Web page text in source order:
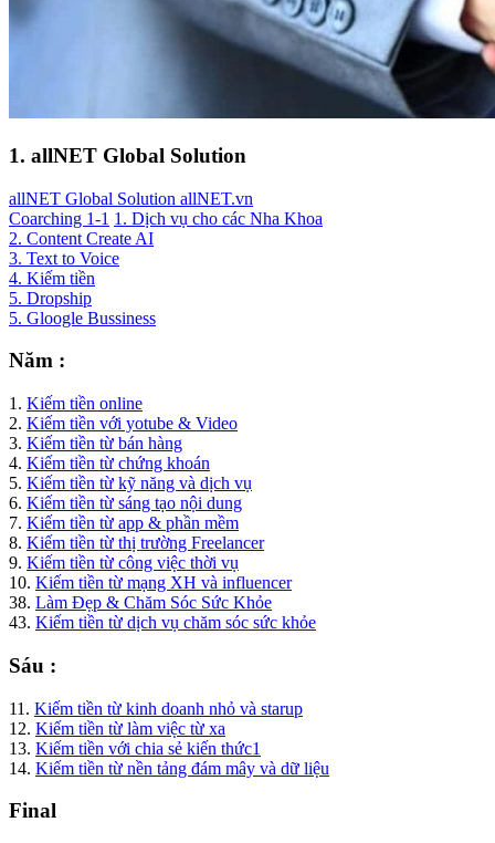
1. allNET Global Solution
allNET Global Solution allNET.vn
Coarching 1-1 1. Dịch vụ cho các Nha Khoa
2. Content Create AI
3. Text to Voice
4. Kiếm tiền
5. Dropship
5. Gloogle Bussiness
Năm :
1. Kiếm tiền online
2. Kiếm tiền với yotube & Video
3. Kiếm tiền từ bán hàng
4. Kiếm tiền từ chứng khoán
5. Kiếm tiền từ kỹ năng và dịch vụ
6. Kiếm tiền từ sáng tạo nội dung
7. Kiếm tiền từ app & phần mềm
8. Kiếm tiền từ thị trường Freelancer
9. Kiếm tiền từ công việc thời vụ
10. Kiếm tiền từ mạng XH và influencer
38. Làm Đẹp & Chăm Sóc Sức Khỏe
43. Kiếm tiền từ dịch vụ chăm sóc sức khỏe
Sáu :
11. Kiếm tiền từ kinh doanh nhỏ và starup
12. Kiếm tiền từ làm việc từ xa
13. Kiếm tiền với chia sẻ kiến thức1
14. Kiếm tiền từ nền tảng đám mây và dữ liệu
Final